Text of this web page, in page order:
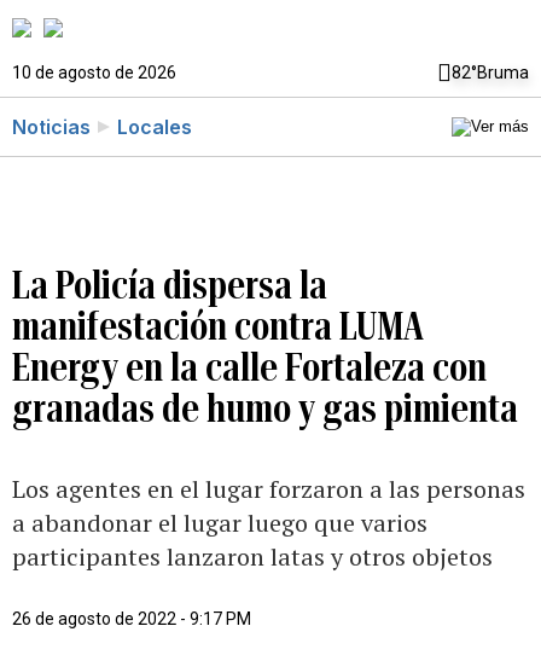
10 de agosto de 2026 82°Bruma
Noticias Locales
La Policía dispersa la
manifestación contra LUMA
Energy en la calle Fortaleza con
granadas de humo y gas pimienta
Los agentes en el lugar forzaron a las personas
a abandonar el lugar luego que varios
participantes lanzaron latas y otros objetos
26 de agosto de 2022 - 9:17 PM